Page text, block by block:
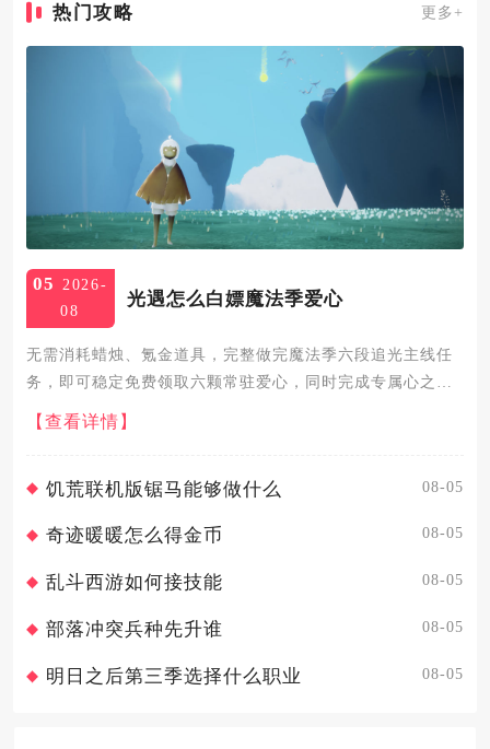
热门攻略 更多+
05 2026-
08
光遇怎么白嫖魔法季爱心
无需消耗蜡烛、氪金道具，完整做完魔法季六段追光主线任
务，即可稳定免费领取六颗常驻爱心，同时完成专属心之灵
隐藏任务还能额外再得一颗爱心，全程零成本白嫖，所有奖
励永久留存不会随季节下线消失，是游戏内性价比极高的爱
【查看详情】
饥荒联机版锯马能够做什么 08-05
奇迹暖暖怎么得金币 08-05
乱斗西游如何接技能 08-05
部落冲突兵种先升谁 08-05
明日之后第三季选择什么职业 08-05